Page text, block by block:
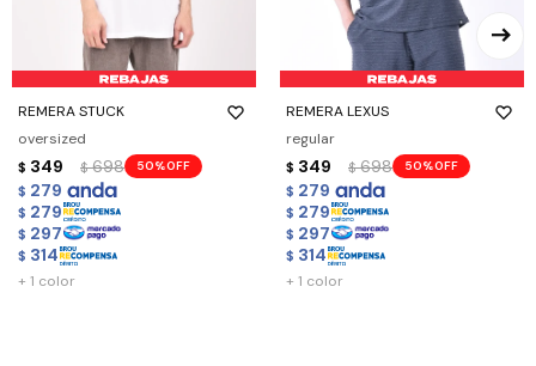
REMERA STUCK
oversized
$ 349 $ 698 50
$ 279
$ 279
$ 297
$ 314
+ 1 color
REMERA LEXUS
regular
$ 349 $ 698 50
$ 279
$ 279
$ 297
$ 314
+ 1 color